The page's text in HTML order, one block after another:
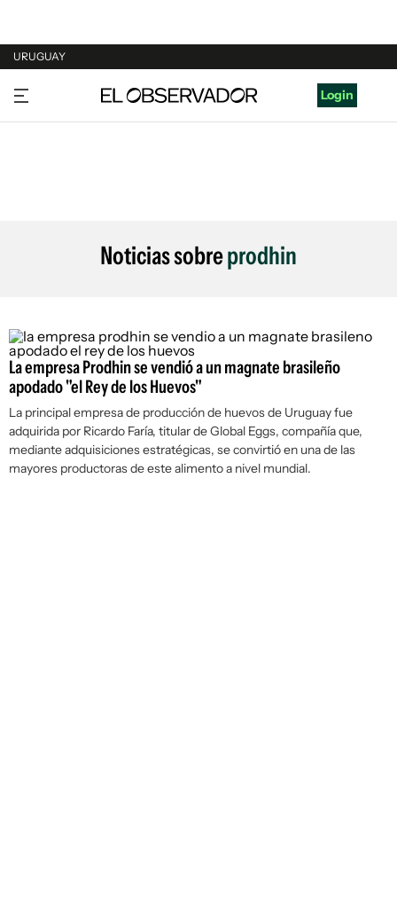
URUGUAY
URUGUAY
ARGENTINA
Login
Noticias sobreprodhin
La empresa Prodhin se vendió a un magnate brasileño
apodado "el Rey de los Huevos"
La principal empresa de producción de huevos de Uruguay fue
adquirida por Ricardo Faría, titular de Global Eggs, compañía que,
mediante adquisiciones estratégicas, se convirtió en una de las
mayores productoras de este alimento a nivel mundial.